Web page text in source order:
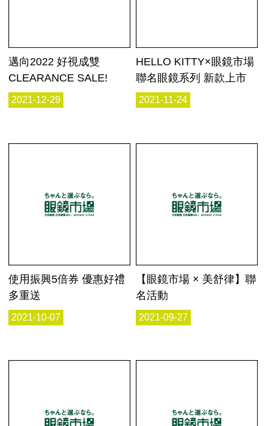
邁向2022 好視成雙
CLEARANCE SALE!
2021-12-29
HELLO KITTY×眼鏡市場
聯名眼鏡系列 新款上市
2021-11-24
使用振興5倍券 優惠好禮
多重送
2021-10-07
【眼鏡市場 × 美舒律】聯
名活動
2021-09-27